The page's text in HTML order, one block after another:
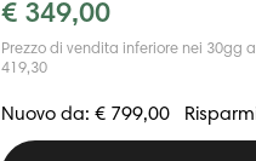
€ 349,00
Prezzo di vendita inferiore nei
419,30
Nuovo da: € 799,00